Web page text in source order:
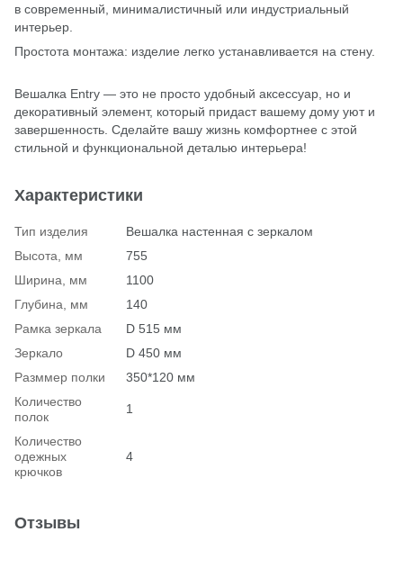
в современный, минималистичный или индустриальный
интерьер.
Простота монтажа: изделие легко устанавливается на стену.
Вешалка Entry — это не просто удобный аксессуар, но и
декоративный элемент, который придаст вашему дому уют и
завершенность. Сделайте вашу жизнь комфортнее с этой
стильной и функциональной деталью интерьера!
Характеристики
Тип изделия
Вешалка настенная с зеркалом
Высота, мм
755
Ширина, мм
1100
Глубина, мм
140
Рамка зеркала
D 515 мм
Зеркало
D 450 мм
Разммер полки
350*120 мм
Количество
полок
1
Количество
одежных
крючков
4
Отзывы